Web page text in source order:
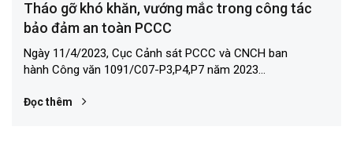
Tháo gỡ khó khăn, vướng mắc trong công tác
bảo đảm an toàn PCCC
Ngày 11/4/2023, Cục Cảnh sát PCCC và CNCH ban
hành Công văn 1091/C07-P3,P4,P7 năm 2023...
Đọc thêm